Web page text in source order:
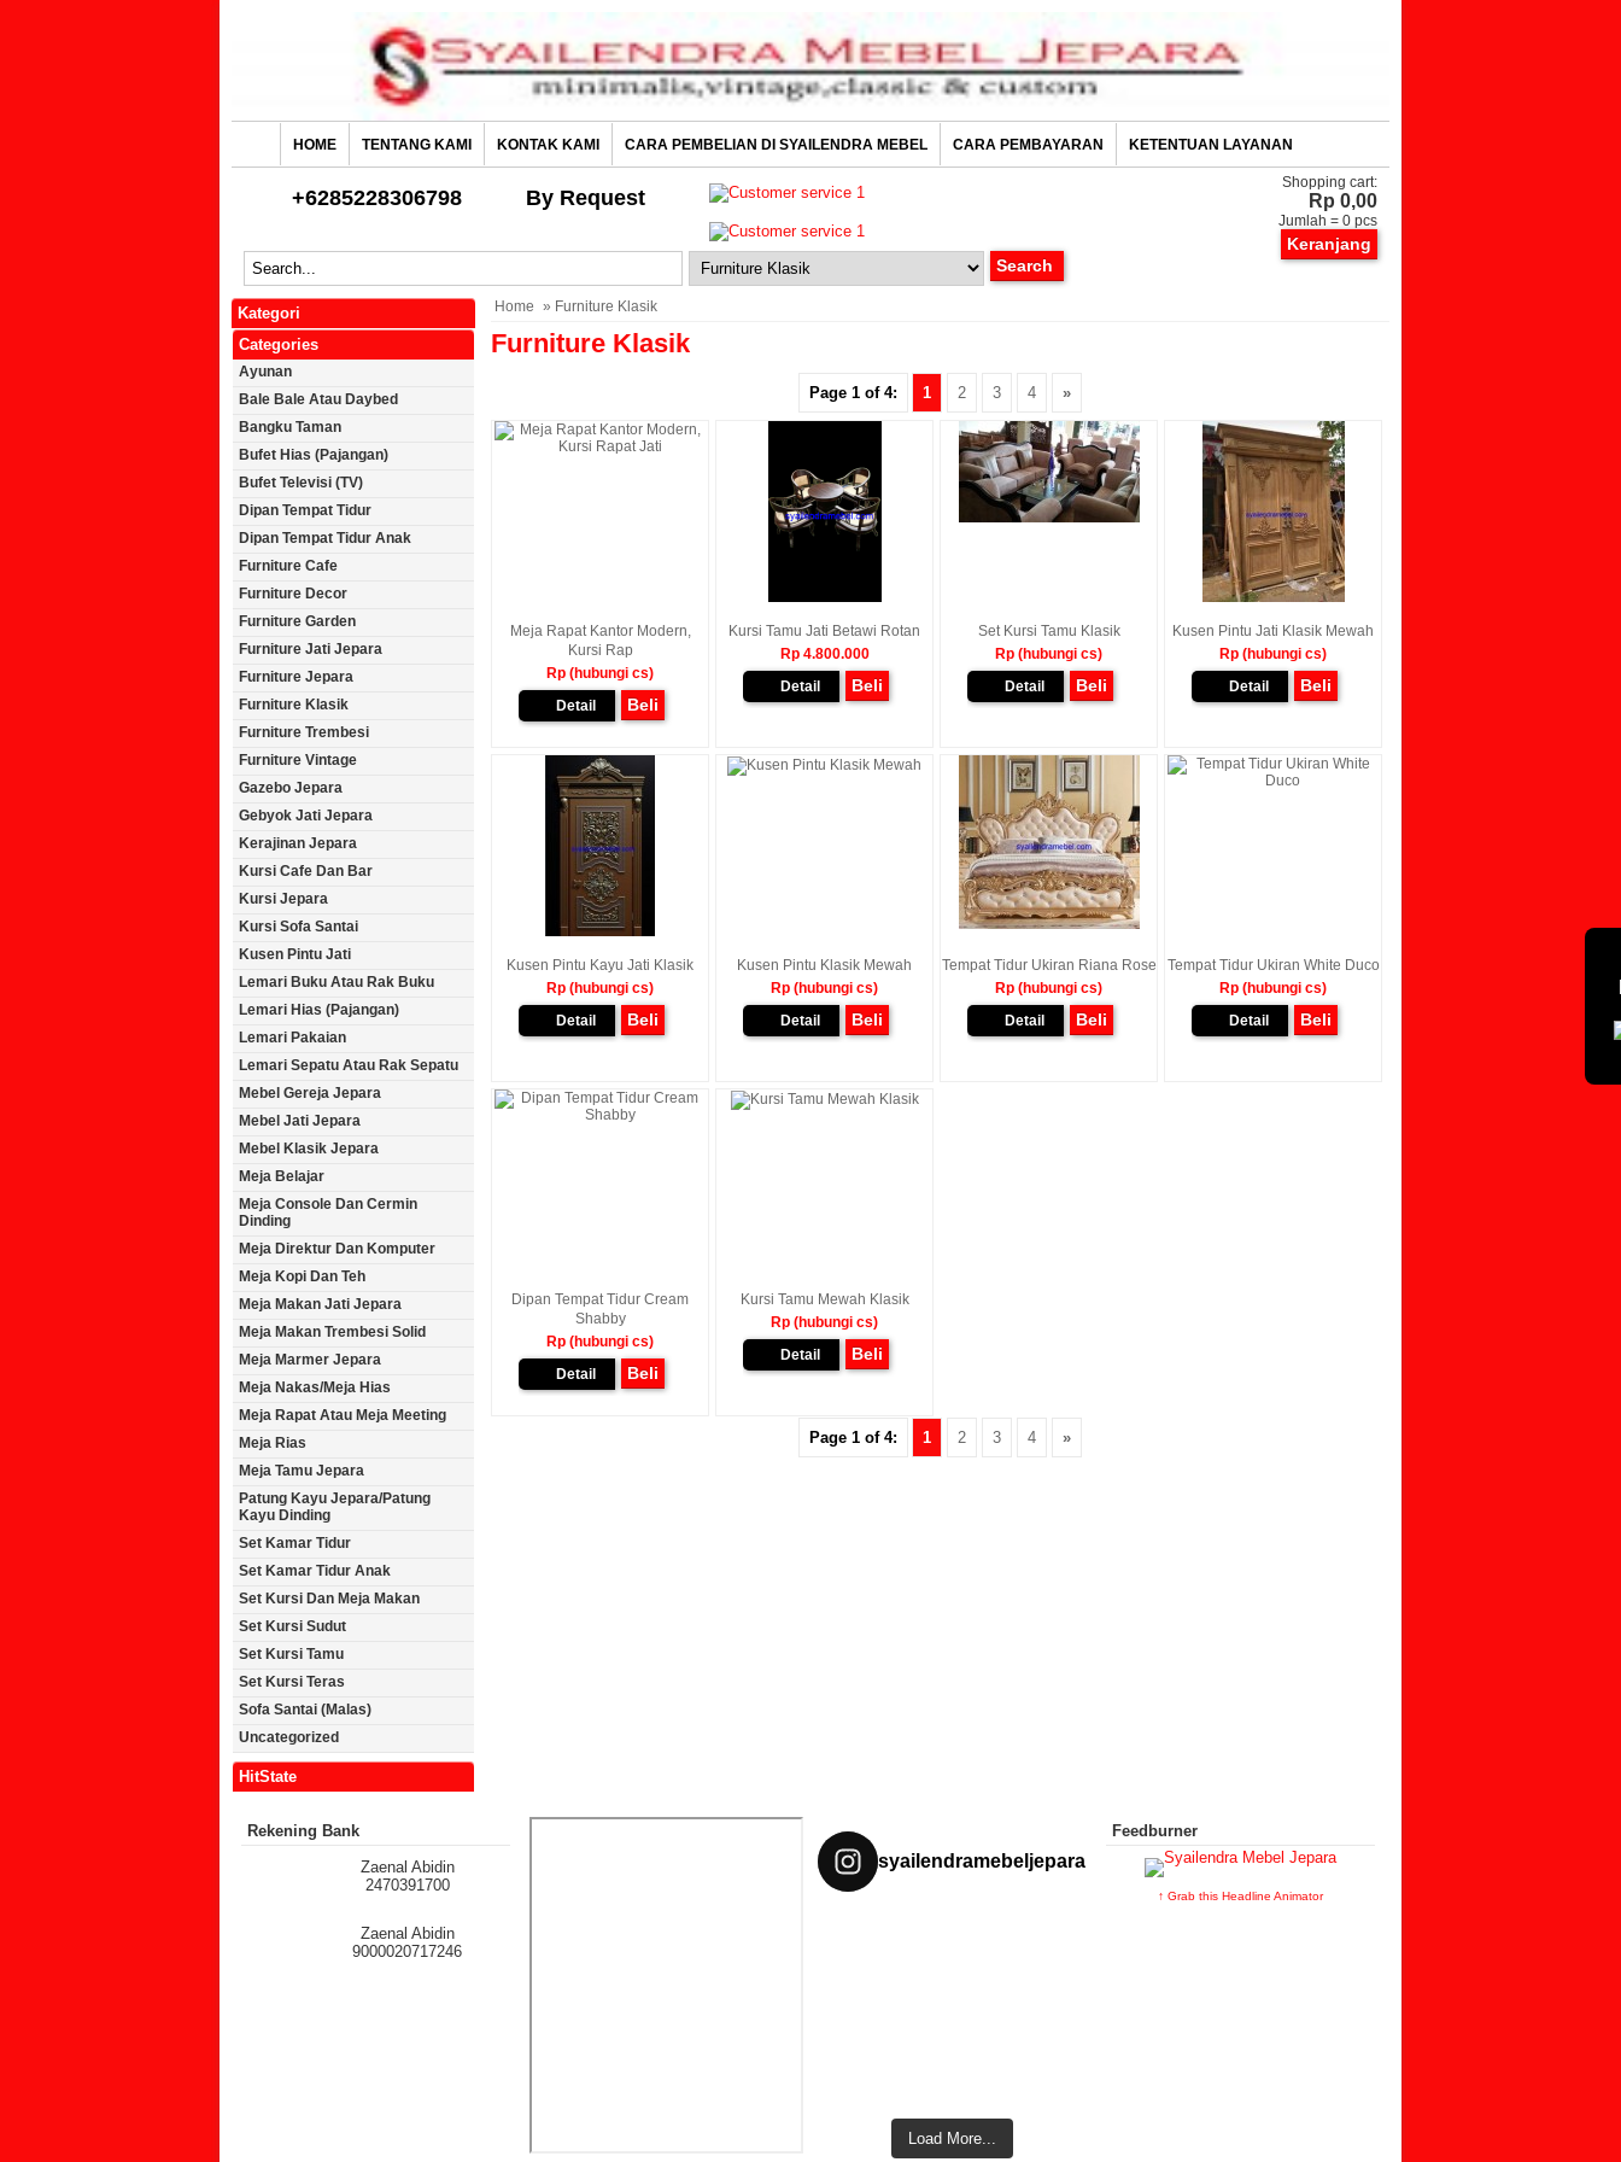
HOME TENTANG KAMI KONTAK KAMI CARA PEMBELIAN DI SYAILENDRA MEBEL CARA PEMBAYARAN KETENTUAN LAYANAN
Shopping cart:
Rp 0,00
Jumlah = 0 pcs
Keranjang
+6285228306798 By Request
Home » Furniture Klasik
Furniture Klasik
Page 1 of 4: 1 2 3 4 »
Meja Rapat Kantor Modern,
Kursi Rap
Rp (hubungi cs)
Detail
Beli
Kursi Tamu Jati Betawi Rotan
Rp 4.800.000
Detail
Beli
Set Kursi Tamu Klasik
Rp (hubungi cs)
Detail
Beli
Kusen Pintu Jati Klasik Mewah
Rp (hubungi cs)
Detail
Beli
Kusen Pintu Kayu Jati Klasik
Rp (hubungi cs)
Detail
Beli
Kusen Pintu Klasik Mewah
Rp (hubungi cs)
Detail
Beli
Tempat Tidur Ukiran Riana Rose
Rp (hubungi cs)
Detail
Beli
Tempat Tidur Ukiran White Duco
Rp (hubungi cs)
Detail
Beli
Dipan Tempat Tidur Cream
Shabby
Rp (hubungi cs)
Detail
Beli
Kursi Tamu Mewah Klasik
Rp (hubungi cs)
Detail
Beli
Page 1 of 4: 1 2 3 4 »
Kategori
Categories
Ayunan
Bale Bale Atau Daybed
Bangku Taman
Bufet Hias (Pajangan)
Bufet Televisi (TV)
Dipan Tempat Tidur
Dipan Tempat Tidur Anak
Furniture Cafe
Furniture Decor
Furniture Garden
Furniture Jati Jepara
Furniture Jepara
Furniture Klasik
Furniture Trembesi
Furniture Vintage
Gazebo Jepara
Gebyok Jati Jepara
Kerajinan Jepara
Kursi Cafe Dan Bar
Kursi Jepara
Kursi Sofa Santai
Kusen Pintu Jati
Lemari Buku Atau Rak Buku
Lemari Hias (Pajangan)
Lemari Pakaian
Lemari Sepatu Atau Rak Sepatu
Mebel Gereja Jepara
Mebel Jati Jepara
Mebel Klasik Jepara
Meja Belajar
Meja Console Dan Cermin
Dinding
Meja Direktur Dan Komputer
Meja Kopi Dan Teh
Meja Makan Jati Jepara
Meja Makan Trembesi Solid
Meja Marmer Jepara
Meja Nakas/Meja Hias
Meja Rapat Atau Meja Meeting
Meja Rias
Meja Tamu Jepara
Patung Kayu Jepara/Patung
Kayu Dinding
Set Kamar Tidur
Set Kamar Tidur Anak
Set Kursi Dan Meja Makan
Set Kursi Sudut
Set Kursi Tamu
Set Kursi Teras
Sofa Santai (Malas)
Uncategorized
HitState
Rekening Bank
Zaenal Abidin
2470391700
Zaenal Abidin
9000020717246
syailendramebeljepara
Load More...
Feedburner
↑ Grab this Headline Animator